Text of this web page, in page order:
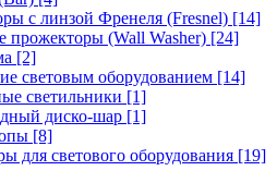
с линзой Френеля (Fresnel) [14]
прожекторы (Wall Washer) [24]
[2]
световым оборудованием [14]
светильники [1]
диско-шар [1]
[8]
для светового оборудования [19]